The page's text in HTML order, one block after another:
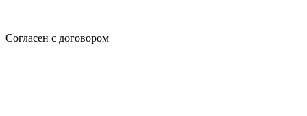
Согласен с договором